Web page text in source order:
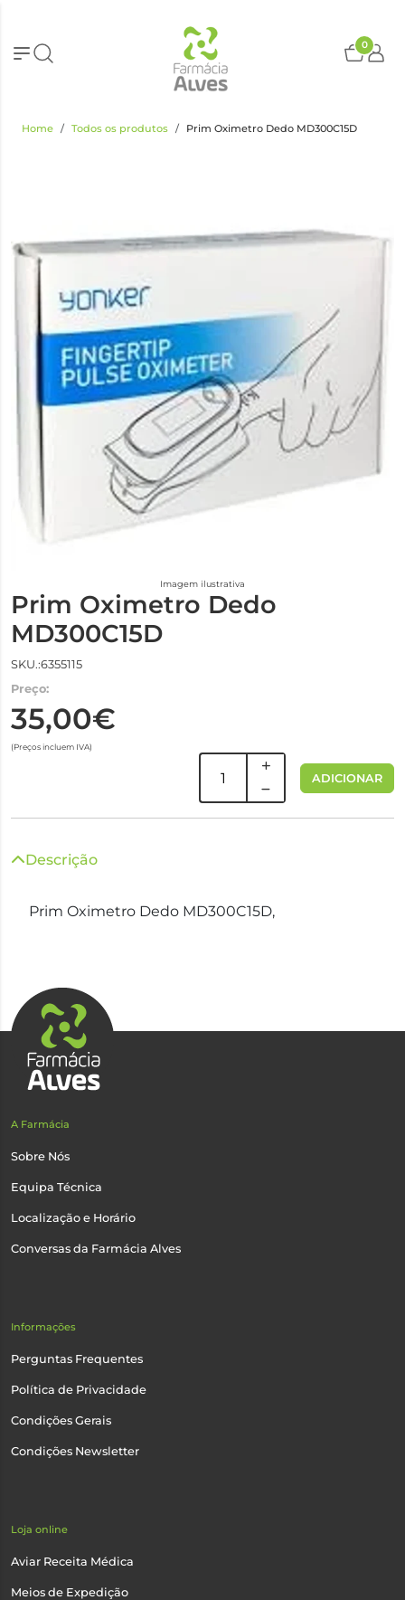
0
Home Todos os produtos Prim Oximetro Dedo MD300C15D
Imagem ilustrativa
Prim Oximetro Dedo
MD300C15D
SKU.:6355115
Preço:
35,00€
(Preços incluem IVA)
ADICIONAR
Descrição
Prim Oximetro Dedo MD300C15D,
A Farmácia
Sobre Nós
Equipa Técnica
Localização e Horário
Conversas da Farmácia Alves
Informações
Perguntas Frequentes
Política de Privacidade
Condições Gerais
Condições Newsletter
Loja online
Aviar Receita Médica
Meios de Expedição